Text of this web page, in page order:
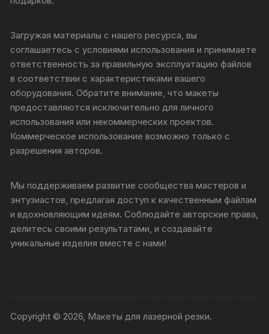
Загружая материалы с нашего ресурса, вы
соглашаетесь с условиями использования и принимаете
ответственность за правильную эксплуатацию файлов
в соответствии с характеристиками вашего
оборудования. Обратите внимание, что макеты
предоставляются исключительно для личного
использования или некоммерческих проектов.
Коммерческое использование возможно только с
разрешения авторов.
Мы поддерживаем развитие сообщества мастеров и
энтузиастов, предлагая доступ к качественным файлам
и вдохновляющим идеям. Соблюдайте авторские права,
делитесь своими результатами, и создавайте
уникальные изделия вместе с нами!
Copyright © 2026, Макеты для лазерной резки.